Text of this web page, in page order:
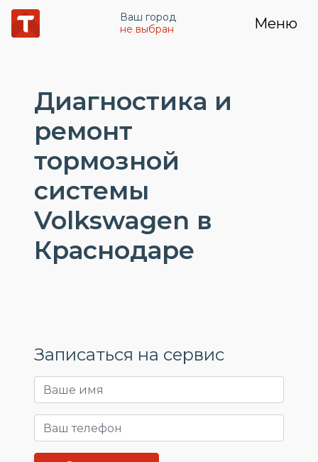
Ваш город
не выбран
Меню
Диагностика и
ремонт
тормозной
системы
Volkswagen в
Краснодаре
Записаться на сервис